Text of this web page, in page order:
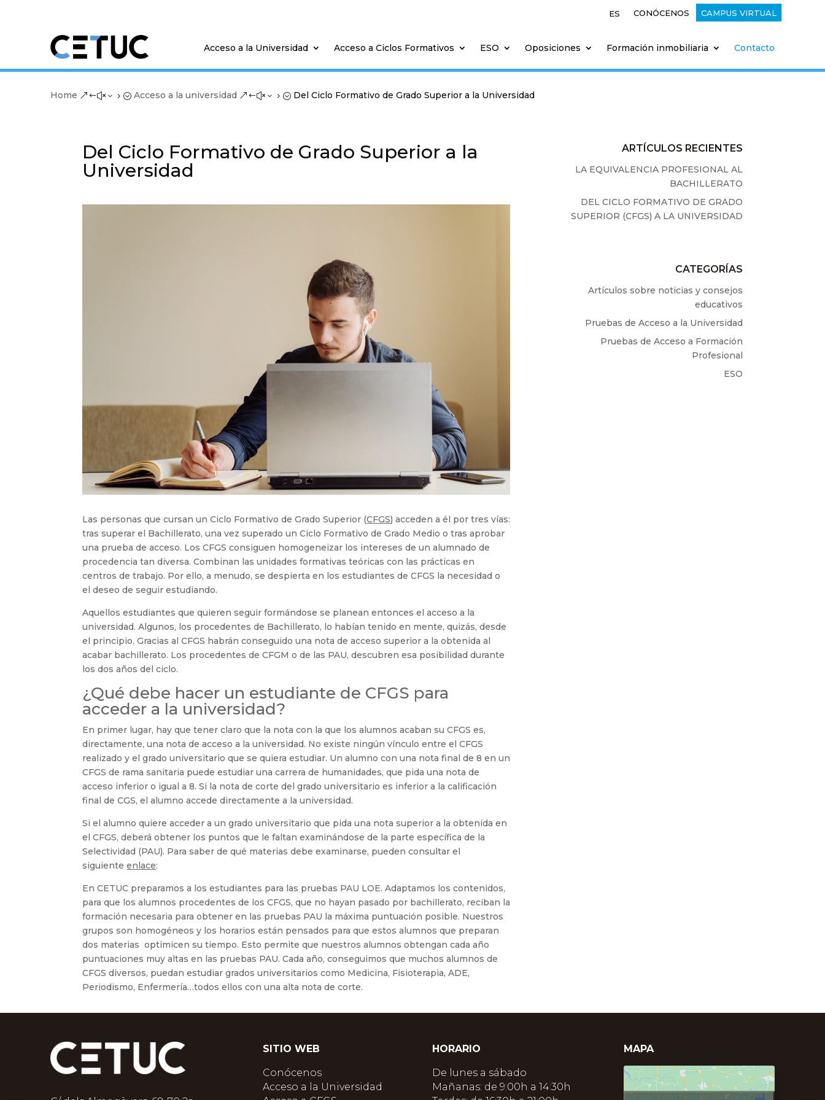
ES CONÓCENOS CAMPUS VIRTUAL
Acceso a la Universidad Acceso a Ciclos Formativos ESO Oposiciones Formación inmobiliaria Contacto
Home &#x35; Acceso a la universidad &#x35; Del Ciclo Formativo de Grado Superior a la Universidad
Del Ciclo Formativo de Grado Superior a la
Universidad
Las personas que cursan un Ciclo Formativo de Grado Superior (CFGS) acceden a él por tres vías:
tras superar el Bachillerato, una vez superado un Ciclo Formativo de Grado Medio o tras aprobar
una prueba de acceso. Los CFGS consiguen homogeneizar los intereses de un alumnado de
procedencia tan diversa. Combinan las unidades formativas teóricas con las prácticas en
centros de trabajo. Por ello, a menudo, se despierta en los estudiantes de CFGS la necesidad o
el deseo de seguir estudiando.
Aquellos estudiantes que quieren seguir formándose se planean entonces el acceso a la
universidad. Algunos, los procedentes de Bachillerato, lo habían tenido en mente, quizás, desde
el principio. Gracias al CFGS habrán conseguido una nota de acceso superior a la obtenida al
acabar bachillerato. Los procedentes de CFGM o de las PAU, descubren esa posibilidad durante
los dos años del ciclo.
¿Qué debe hacer un estudiante de CFGS para
acceder a la universidad?
En primer lugar, hay que tener claro que la nota con la que los alumnos acaban su CFGS es,
directamente, una nota de acceso a la universidad. No existe ningún vínculo entre el CFGS
realizado y el grado universitario que se quiera estudiar. Un alumno con una nota final de 8 en un
CFGS de rama sanitaria puede estudiar una carrera de humanidades, que pida una nota de
acceso inferior o igual a 8. Si la nota de corte del grado universitario es inferior a la calificación
final de CGS, el alumno accede directamente a la universidad.
Si el alumno quiere acceder a un grado universitario que pida una nota superior a la obtenida en
el CFGS, deberá obtener los puntos que le faltan examinándose de la parte específica de la
Selectividad (PAU). Para saber de qué materias debe examinarse, pueden consultar el
siguienteenlace:
En CETUC preparamos a los estudiantes para las pruebas PAU LOE. Adaptamos los contenidos,
para que los alumnos procedentes de los CFGS, que no hayan pasado por bachillerato, reciban la
formación necesaria para obtener en las pruebas PAU la máxima puntuación posible. Nuestros
grupos son homogéneos y los horarios están pensados para que estos alumnos que preparan
dos materias optimicen su tiempo. Esto permite que nuestros alumnos obtengan cada año
puntuaciones muy altas en las pruebas PAU. Cada año, conseguimos que muchos alumnos de
CFGS diversos, puedan estudiar grados universitarios como Medicina, Fisioterapia, ADE,
Periodismo, Enfermería…todos ellos con una alta nota de corte.
ARTÍCULOS RECIENTES
LA EQUIVALENCIA PROFESIONAL AL
BACHILLERATO
DEL CICLO FORMATIVO DE GRADO
SUPERIOR (CFGS) A LA UNIVERSIDAD
CATEGORÍAS
Artículos sobre noticias y consejos
educativos
Pruebas de Acceso a la Universidad
Pruebas de Acceso a Formación
Profesional
ESO
SITIO WEB
Conócenos
Acceso a la Universidad
HORARIO
De lunes a sábado
Mañanas: de 9:00h a 14:30h
MAPA